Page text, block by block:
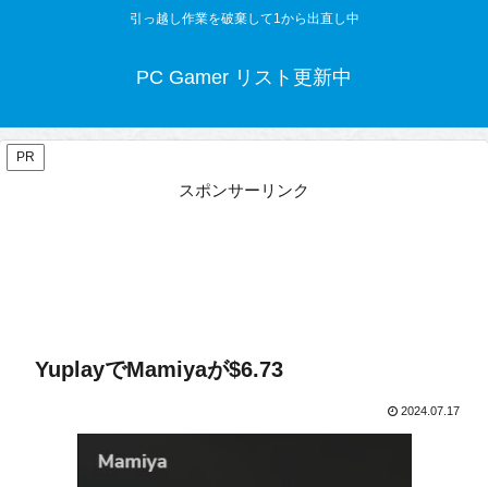
引っ越し作業を破棄して1から出直し中
PC Gamer リスト更新中
PR
スポンサーリンク
YuplayでMamiyaが$6.73
2024.07.17